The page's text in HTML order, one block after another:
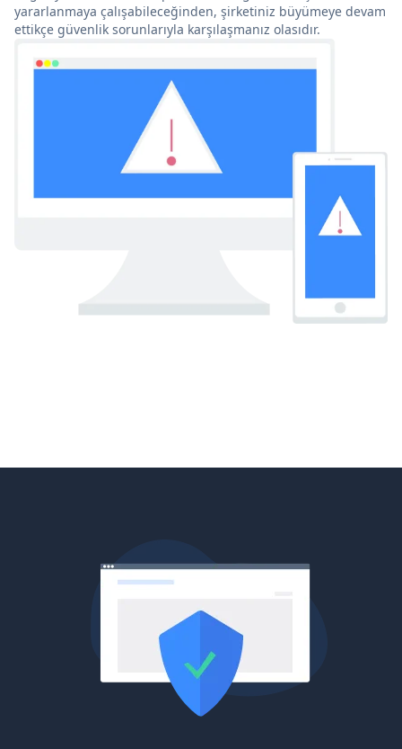
yararlanmaya çalışabileceğinden, şirketiniz büyümeye devam
ettikçe güvenlik sorunlarıyla karşılaşmanız olasıdır.